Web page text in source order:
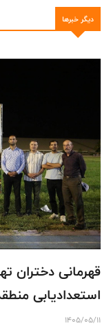
دیگر خبرها
قهرمانی دختران
استعدادیابی
1405/05/11